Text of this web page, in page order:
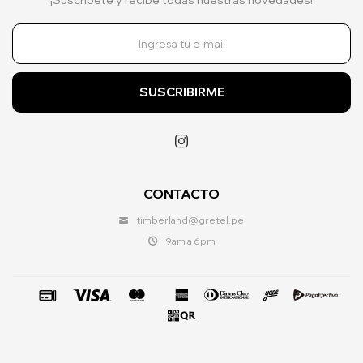
CONTACTO
timberland@gretel.pe
9am a 6pm
SUSCRIBIRME
